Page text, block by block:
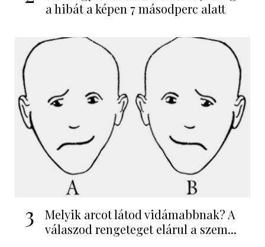
a hibát a képen 7 másodperc alatt
3
Melyik arcot látod vidámabbnak? A
válaszod rengeteget elárul a szem...